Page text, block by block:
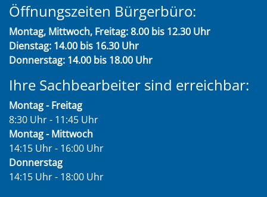
Öffnungszeiten Bürgerbüro:
Montag, Mittwoch, Freitag: 8.00 bis 12.30 Uhr
Dienstag: 14.00 bis 16.30 Uhr
Donnerstag: 14.00 bis 18.00 Uhr
Ihre Sachbearbeiter sind erreichbar:
Montag - Freitag
8:30 Uhr - 11:45 Uhr
Montag - Mittwoch
14:15 Uhr - 16:00 Uhr
Donnerstag
14:15 Uhr - 18:00 Uhr